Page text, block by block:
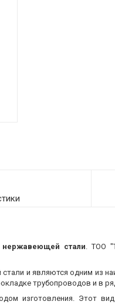
стали. ТОО
и являются одним из
трубопроводов и в
изготовления. Этот